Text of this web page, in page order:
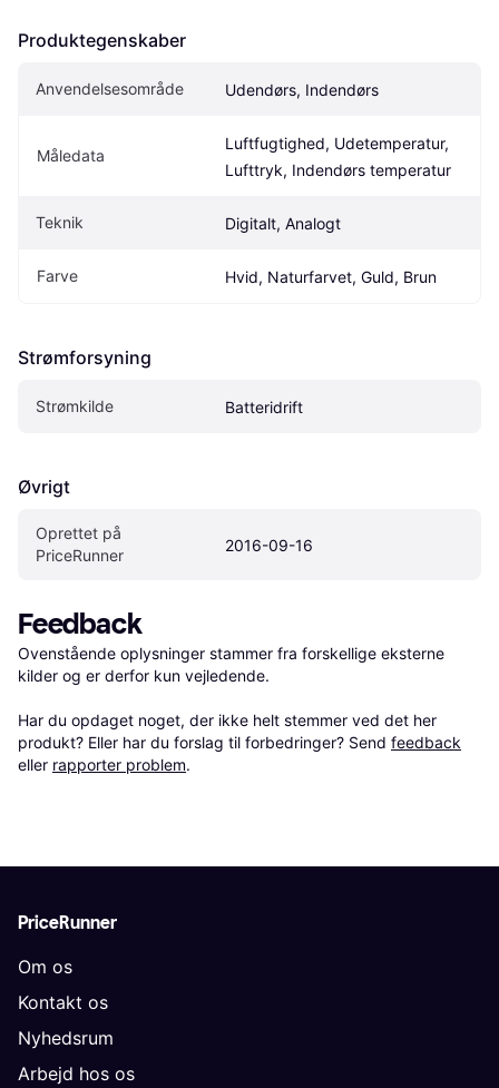
Produktegenskaber
Anvendelsesområde Udendørs, Indendørs
Måledata
Luftfugtighed, Udetemperatur,
Lufttryk, Indendørs temperatur
Teknik Digitalt, Analogt
Farve Hvid, Naturfarvet, Guld, Brun
Strømforsyning
Strømkilde Batteridrift
Øvrigt
Oprettet på
PriceRunner
2016-09-16
Feedback
Ovenstående oplysninger stammer fra forskellige eksterne
kilder og er derfor kun vejledende.
Har du opdaget noget, der ikke helt stemmer ved det her
produkt? Eller har du forslag til forbedringer? Send feedback
eller rapporter problem.
PriceRunner
Om os
Kontakt os
Nyhedsrum
Arbejd hos os